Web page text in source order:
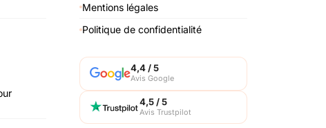
Mentions légales
Politique de confidentialité
4,4 / 5
Avis Google
4,5 / 5
Avis Trustpilot